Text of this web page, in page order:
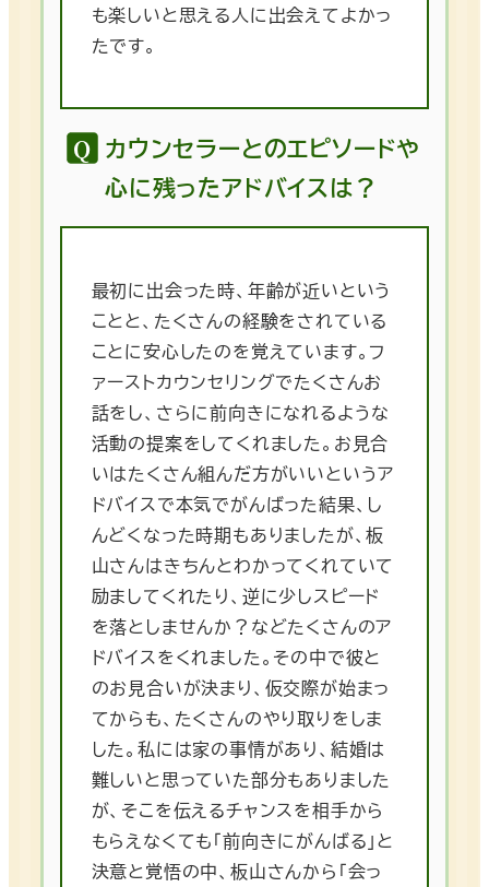
も楽しいと思える人に出会えてよかっ
たです。
カウンセラーとのエピソードや
心に残ったアドバイスは？
最初に出会った時、年齢が近いという
ことと、たくさんの経験をされている
ことに安心したのを覚えています。フ
ァーストカウンセリングでたくさんお
話をし、さらに前向きになれるような
活動の提案をしてくれました。お見合
いはたくさん組んだ方がいいというア
ドバイスで本気でがんばった結果、し
んどくなった時期もありましたが、板
山さんはきちんとわかってくれていて
励ましてくれたり、逆に少しスピード
を落としませんか？などたくさんのア
ドバイスをくれました。その中で彼と
のお見合いが決まり、仮交際が始まっ
てからも、たくさんのやり取りをしま
した。私には家の事情があり、結婚は
難しいと思っていた部分もありました
が、そこを伝えるチャンスを相手から
もらえなくても「前向きにがんばる」と
決意と覚悟の中、板山さんから「会っ